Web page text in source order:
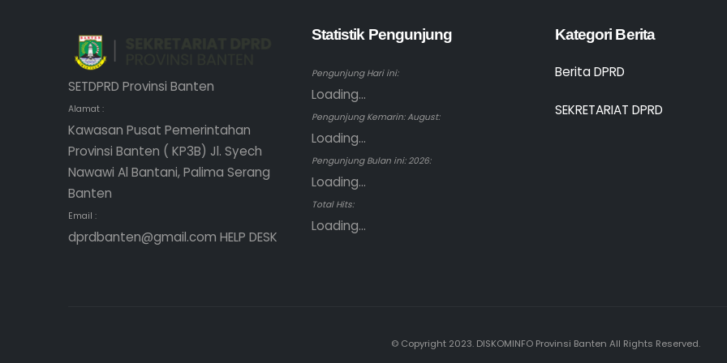
SETDPRD Provinsi Banten
Alamat :
Kawasan Pusat Pemerintahan
Provinsi Banten ( KP3B) Jl. Syech
Nawawi Al Bantani, Palima Serang
Banten
Email :
dprdbanten@gmail.com HELP DESK
Statistik Pengunjung
Pengunjung Hari ini:
Loading...
Pengunjung Kemarin: August:
Loading...
Pengunjung Bulan ini: 2026:
Loading...
Total Hits:
Loading...
Kategori Berita
Berita DPRD
SEKRETARIAT DPRD
© Copyright 2023. DISKOMINFO Provinsi Banten All Rights Reserved.